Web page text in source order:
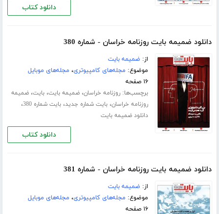
دانلود کتاب
دانلود ضمیمه بایت روزنامه خراسان - شماره 380
از: ضمیمه بایت
موضوع: مجله‌های کامپیوتری، مجله‌های موبایل
۱۶ صفحه
برچسب‌ها:روزنامه خراسان،ضمیمه بایت،بایت،ضمیمه
روزنامه خراسان،بایت شماره جدید،بایت شماره 380 ،
دانلود ضمیمه بایت
دانلود کتاب
دانلود ضمیمه بایت روزنامه خراسان - شماره 381
از: ضمیمه بایت
موضوع: مجله‌های کامپیوتری، مجله‌های موبایل
۱۶ صفحه